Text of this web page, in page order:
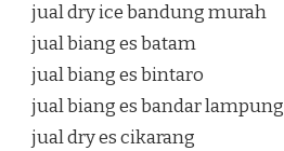
jual dry ice bandung murah
jual biang es batam
jual biang es bintaro
jual biang es bandar lampung
jual dry es cikarang